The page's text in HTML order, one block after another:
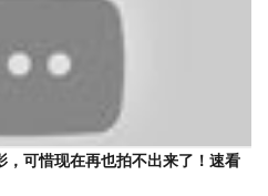
，可惜现在再也拍不出来了！速看